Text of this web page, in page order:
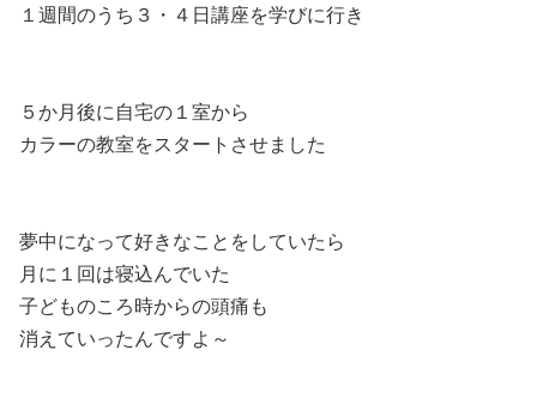
１週間のうち３・４日講座を学びに行き
５か月後に自宅の１室から
カラーの教室をスタートさせました
夢中になって好きなことをしていたら
月に１回は寝込んでいた
子どものころ時からの頭痛も
消えていったんですよ～